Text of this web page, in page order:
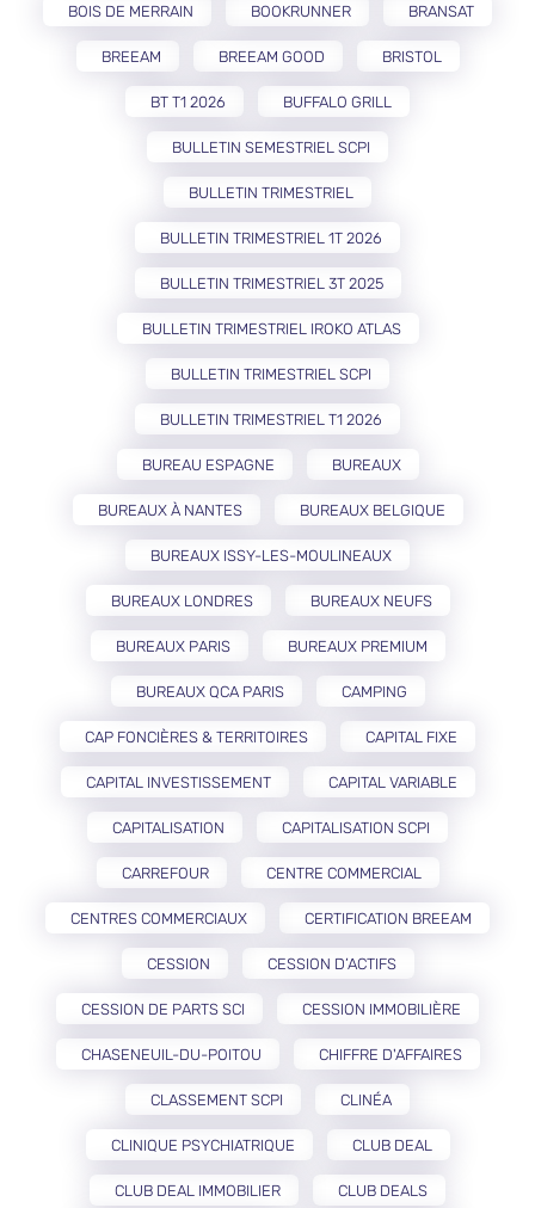
BOIS DE MERRAIN BOOKRUNNER BRANSAT
BREEAM BREEAM GOOD BRISTOL
BT T1 2026 BUFFALO GRILL
BULLETIN SEMESTRIEL SCPI
BULLETIN TRIMESTRIEL
BULLETIN TRIMESTRIEL 1T 2026
BULLETIN TRIMESTRIEL 3T 2025
BULLETIN TRIMESTRIEL IROKO ATLAS
BULLETIN TRIMESTRIEL SCPI
BULLETIN TRIMESTRIEL T1 2026
BUREAU ESPAGNE BUREAUX
BUREAUX À NANTES BUREAUX BELGIQUE
BUREAUX ISSY-LES-MOULINEAUX
BUREAUX LONDRES BUREAUX NEUFS
BUREAUX PARIS BUREAUX PREMIUM
BUREAUX QCA PARIS CAMPING
CAP FONCIÈRES & TERRITOIRES CAPITAL FIXE
CAPITAL INVESTISSEMENT CAPITAL VARIABLE
CAPITALISATION CAPITALISATION SCPI
CARREFOUR CENTRE COMMERCIAL
CENTRES COMMERCIAUX CERTIFICATION BREEAM
CESSION CESSION D’ACTIFS
CESSION DE PARTS SCI CESSION IMMOBILIÈRE
CHASENEUIL-DU-POITOU CHIFFRE D'AFFAIRES
CLASSEMENT SCPI CLINÉA
CLINIQUE PSYCHIATRIQUE CLUB DEAL
CLUB DEAL IMMOBILIER CLUB DEALS